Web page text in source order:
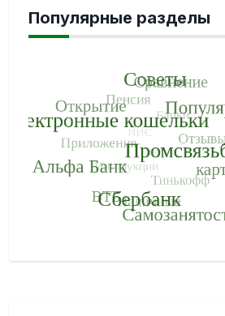
Популярные разделы